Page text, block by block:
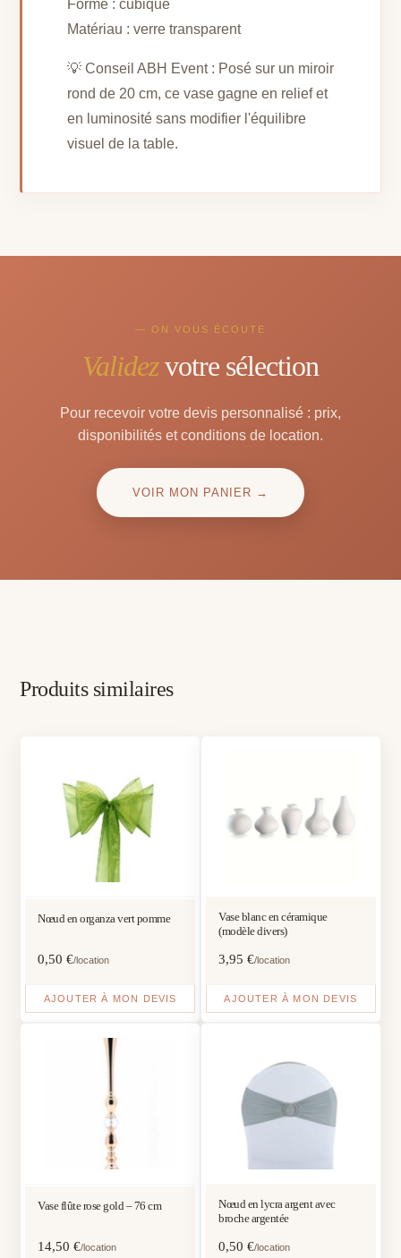
Forme : cubique
Matériau : verre transparent
💡 Conseil ABH Event : Posé sur un miroir
rond de 20 cm, ce vase gagne en relief et
en luminosité sans modifier l'équilibre
visuel de la table.
— ON VOUS ÉCOUTE
Validezvotre sélection
Pour recevoir votre devis personnalisé : prix,
disponibilités et conditions de location.
VOIR MON PANIER →
Produits similaires
Nœud en organza vert pomme
0,50€/location
AJOUTER À MON DEVIS
Vase blanc en céramique
(modèle divers)
3,95 €/location
AJOUTER À MON DEVIS
Vase flûte rose gold – 76 cm
14,50€/location
Nœud en lycra argent avec
broche argentée
0,50 €/location